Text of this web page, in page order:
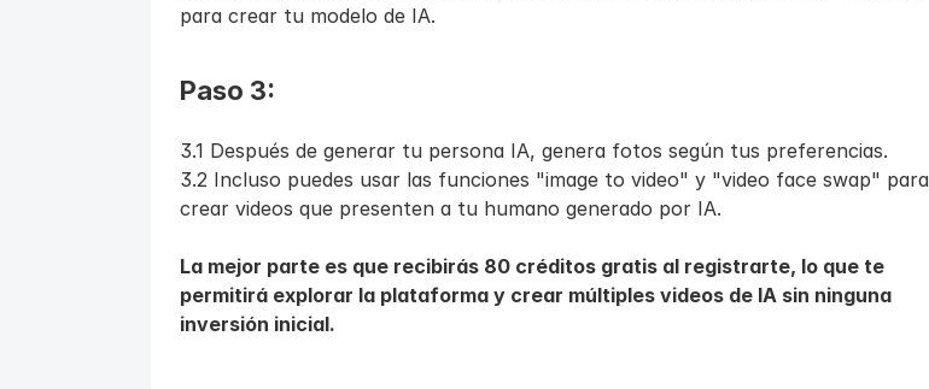
para crear tu modelo de IA.
Paso 3:
3.1 Después de generar tu persona IA, genera fotos según tus preferencias.
3.2 Incluso puedes usar las funciones "image to video" y "video face swap" para
crear videos que presenten a tu humano generado por IA.
La mejor parte es que recibirás 80 créditos gratis al registrarte, lo que te
permitirá explorar la plataforma y crear múltiples videos de IA sin ninguna
inversión inicial.